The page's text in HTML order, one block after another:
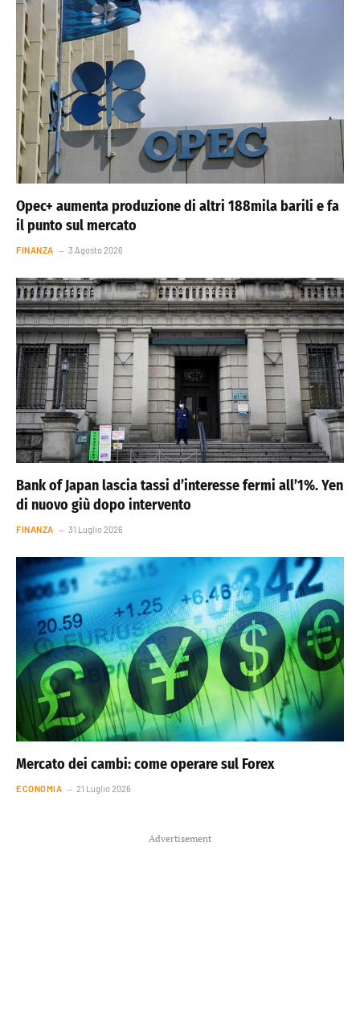
Opec+ aumenta produzione di altri 188mila barili e fa
il punto sul mercato
FINANZA 3 Agosto 2026
Bank of Japan lascia tassi d’interesse fermi all’1%. Yen
di nuovo giù dopo intervento
FINANZA 31 Luglio 2026
Mercato dei cambi: come operare sul Forex
ECONOMIA 21 Luglio 2026
Advertisement